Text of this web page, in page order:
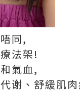
同,
法架!
氣血,
谢、舒緩肌